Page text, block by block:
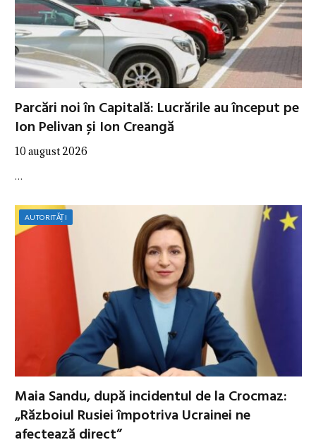
Parcări noi în Capitală: Lucrările au început pe
Ion Pelivan și Ion Creangă
10 august 2026
…
AUTORITĂȚI
Maia Sandu, după incidentul de la Crocmaz:
„Războiul Rusiei împotriva Ucrainei ne
afectează direct”